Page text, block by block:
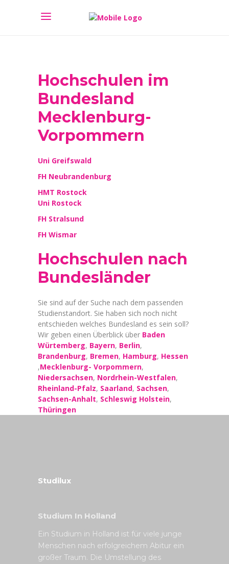
Hochschulen im
Bundesland
Mecklenburg-
Vorpommern
Uni Greifswald
FH Neubrandenburg
HMT Rostock
Uni Rostock
FH Stralsund
FH Wismar
Hochschulen nach
Bundesländer
Sie sind auf der Suche nach dem passenden
Studienstandort. Sie haben sich noch nicht
entschieden welches Bundesland es sein soll?
Wir geben einen Überblick über Baden
Würtemberg, Bayern, Berlin,
Brandenburg, Bremen, Hamburg, Hessen
,Mecklenburg- Vorpommern,
Niedersachsen, Nordrhein-Westfalen,
Rheinland-Pfalz, Saarland, Sachsen,
Sachsen-Anhalt, Schleswig Holstein,
Thüringen
Studilux
Studium In Holland
Ein Studium in Holland ist für viele junge
Menschen nach erfolgreichem Abitur ein
großer Traum. Die Umstellung des